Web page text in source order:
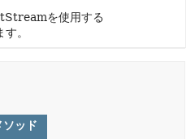
を使用する
。
ソッド